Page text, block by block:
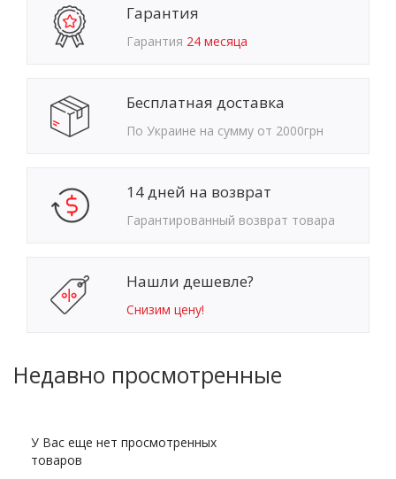
Гарантия
Гарантия 24 месяца
Бесплатная доставка
По Украине на сумму от 2000грн
14 дней на возврат
Гарантированный возврат товара
Нашли дешевле?
Снизим цену!
Недавно просмотренные
У Вас еще нет просмотренных
товаров